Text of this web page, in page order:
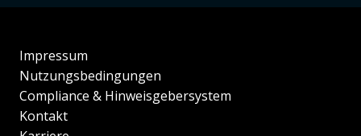
Impressum
Nutzungsbedingungen
Compliance & Hinweisgebersystem
Kontakt